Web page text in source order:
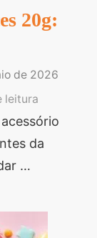
20g:
de 2026
leitura
da
…